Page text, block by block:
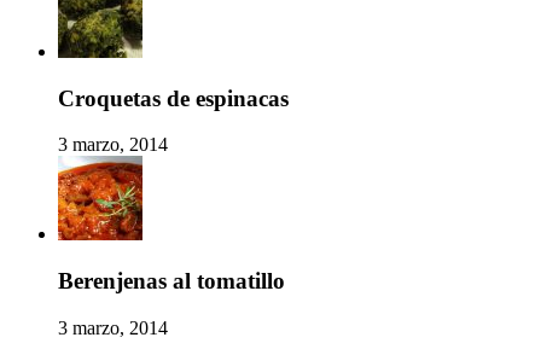
Croquetas de espinacas
3 marzo, 2014
Berenjenas al tomatillo
3 marzo, 2014